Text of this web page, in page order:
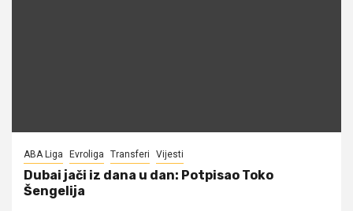
ABA Liga Evroliga Transferi Vijesti
Dubai jači iz dana u dan: Potpisao Toko
Šengelija